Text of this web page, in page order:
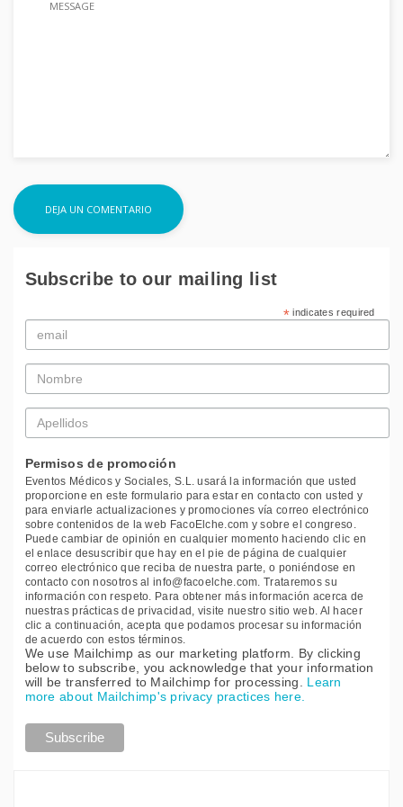
Subscribe to our mailing list
* indicates required
Email
*
Nombre
*
Apellidos
*
Permisos de promoción
Eventos Médicos y Sociales, S.L. usará la información que usted
proporcione en este formulario para estar en contacto con usted y
para enviarle actualizaciones y promociones vía correo electrónico
sobre contenidos de la web FacoElche.com y sobre el congreso.
Puede cambiar de opinión en cualquier momento haciendo clic en
el enlace desuscribir que hay en el pie de página de cualquier
correo electrónico que reciba de nuestra parte, o poniéndose en
contacto con nosotros al info@facoelche.com. Trataremos su
información con respeto. Para obtener más información acerca de
nuestras prácticas de privacidad, visite nuestro sitio web. Al hacer
clic a continuación, acepta que podamos procesar su información
de acuerdo con estos términos.
We use Mailchimp as our marketing platform. By clicking
below to subscribe, you acknowledge that your information
will be transferred to Mailchimp for processing. Learn
more about Mailchimp's privacy practices here.